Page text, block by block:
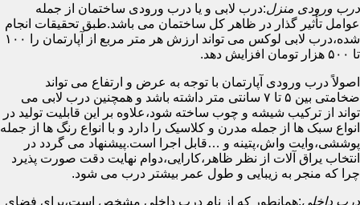
درب ورودی منزل:درب لابی و یا درب ورودی ساختمان از جمله
عوامل تأثیر گذار در ظاهر کل ساختمان می باشد.طبق تحقیقات انجام
شده،درب لابی لوکس می تواند ارزش هر متر مربع از آپارتمان را ۱۰۰
تا ۵۰۰ هزار تومان افزایش دهد.
اصولاً درب ورودی آپارتمان با توجه به عرض و ارتفاع می تواند
ضخامتی بین ۵ تا ۷ سانتی متر داشته باشد و همچنین درب لابی می
تواند از ترکیب شیشه و چوب ساخته شود،علاوه بر این قابلیت تولید در
انواع سبک ها از جمله مدرن و کلاسیک را دارد و با انواع رنگ ها از جمله
پوششی،وایت واش،پتینه و …قابل اجرا است.پیشنهاد می گردد در
انتخاب یراق آلات از نظر ظاهر،کارایی،دوام نهایت دقت صورت پذیرد
چرا که منجر به زیبایی و طول عمر بیشتر درب می شود.
درب داخلی:همانطور که از نام درب داخلی مشخص است،برای فضای